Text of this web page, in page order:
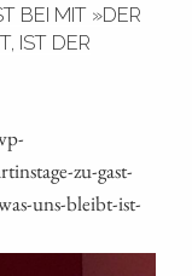
BEI MIT »DER
IST DER
zu-gast-
uns-bleibt-ist-